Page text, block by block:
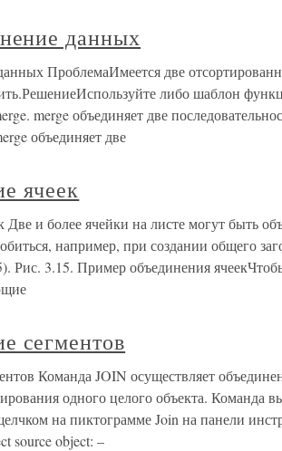
данных
ПроблемаИмеется две
либо шаблон
merge объединяет две
объединяет две
ячеек
Две и более ячейки на листе могут быть
например, при создании общего
Рис. 3.15. Пример объединения
сегментов
Команда JOIN осуществляет
одного целого объекта. Команда
на пиктограмме Join на панели
source object: –